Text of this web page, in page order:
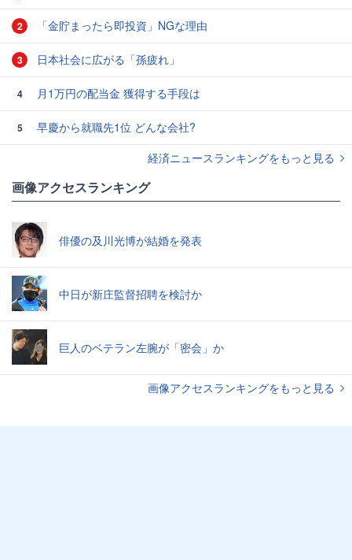
2 「金貯まったら即投資」NGな理由
3 日本社会に広がる「孫疲れ」
4 月1万円の配当金 獲得する手段は
5
早慶から就職先1位 どんな会社?
経済ニュースランキングをもっと見る
画像アクセスランキング
俳優の及川光博が結婚を発表
中日が新庄監督招聘を検討か
巨人のベテラン左腕が「密会」か
画像アクセスランキングをもっと見る